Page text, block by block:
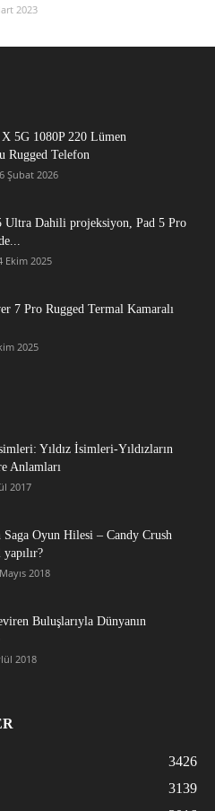
2023
5G 1080P 220 Lümen
Rugged Telefon
Şubat 2026
Ultra Dahili projeksiyon, Pad 5 Pro
Ekim 2025
7 Pro Rugged Termal Kamaralı
2025
Yıldız İsimleri-Yıldızların
Anlamları
2017
Saga Oyun Hilesi – Candy Crush
2018
Buluşlarıyla Dünyanın
2018
3426
3139